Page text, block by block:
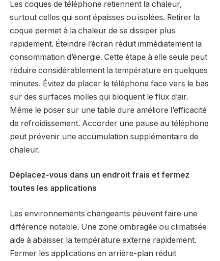
Les coques de téléphone retiennent la chaleur,
surtout celles qui sont épaisses ou isolées. Retirer la
coque permet à la chaleur de se dissiper plus
rapidement. Éteindre l’écran réduit immédiatement la
consommation d’énergie. Cette étape à elle seule peut
réduire considérablement la température en quelques
minutes. Évitez de placer le téléphone face vers le bas
sur des surfaces molles qui bloquent le flux d’air.
Même le poser sur une table dure améliore l’efficacité
de refroidissement. Accorder une pause au téléphone
peut prévenir une accumulation supplémentaire de
chaleur.
Déplacez-vous dans un endroit frais et fermez
toutes les applications
Les environnements changeants peuvent faire une
différence notable. Une zone ombragée ou climatisée
aide à abaisser la température externe rapidement.
Fermer les applications en arrière-plan réduit